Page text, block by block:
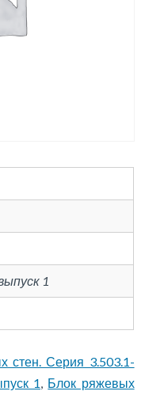
1
стен. Серия 3.503.1-
1
Блок ряжевых